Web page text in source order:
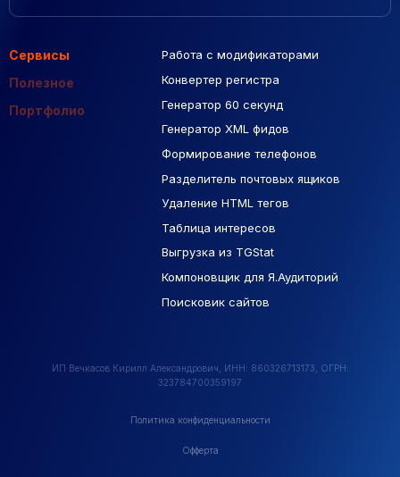
Сервисы
Полезное
Портфолио
Работа с модификаторами
Конвертер регистра
Генератор 60 секунд
Генератор XML фидов
Формирование телефонов
Разделитель почтовых ящиков
Удаление HTML тегов
Таблица интересов
Выгрузка из TGStat
Компоновщик для Я.Аудиторий
Поисковик сайтов
Подборка сайтов
Макеты Figma
База Яндекс Карты
РСЯ площадки
Созданные сайты
Контекстная реклама
ИП Вечкасов Кирилл Александрович, ИНН: 860326713173, ОГРН:
323784700359197
Политика конфиденциальности
Офферта